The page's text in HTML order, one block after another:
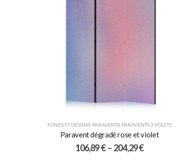
FONDS ET DESSINS, PARAVENTS, PARAVENTS 3 VOLETS
Paravent dégradé rose et violet
106,89€ – 204,29€